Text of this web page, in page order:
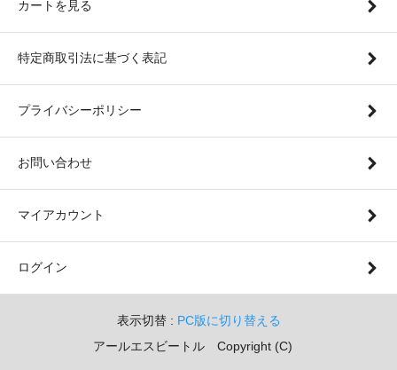
カートを見る
特定商取引法に基づく表記
プライバシーポリシー
お問い合わせ
マイアカウント
ログイン
表示切替 : PC版に切り替える
アールエスビートル Copyright (C)